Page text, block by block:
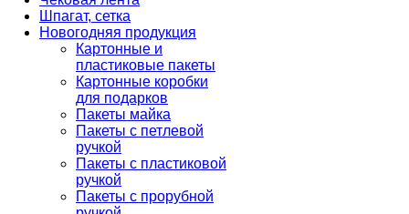
Шпагат, сетка
Новогодняя продукция
Картонные и
пластиковые пакеты
Картонные коробки
для подарков
Пакеты майка
Пакеты с петлевой
ручкой
Пакеты с пластиковой
ручкой
Пакеты с прорубной